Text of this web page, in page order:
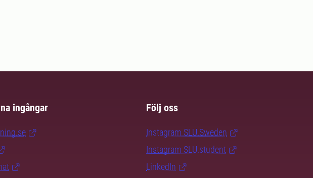
ingångar Följ oss
Instagram SLU.Sweden
Instagram SLU.student
LinkedIn